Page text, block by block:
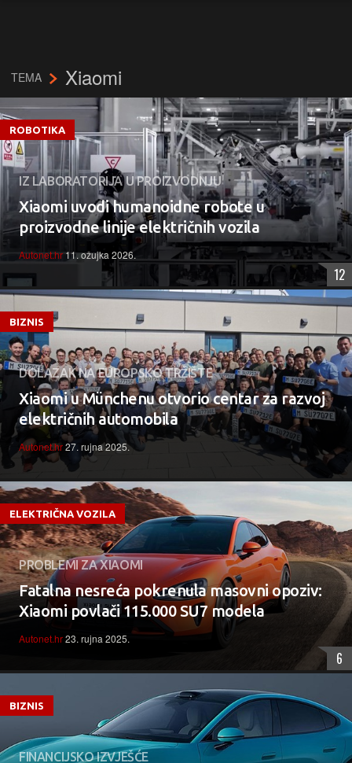
TEMA Xiaomi
ROBOTIKA
IZ LABORATORIJA U PROIZVODNJU
Xiaomi uvodi humanoidne robote u
proizvodne linije električnih vozila
Autonet.hr11. ožujka 2026.
12
BIZNIS
DOLAZAK NA EUROPSKO TRŽIŠTE
Xiaomi u Münchenu otvorio centar za razvoj
električnih automobila
Autonet.hr27. rujna 2025.
ELEKTRIČNA VOZILA
PROBLEMI ZA XIAOMI
Fatalna nesreća pokrenula masovni opoziv:
Xiaomi povlači 115.000 SU7 modela
Autonet.hr23. rujna 2025.
6
BIZNIS
FINANCIJSKO IZVJEŠĆE